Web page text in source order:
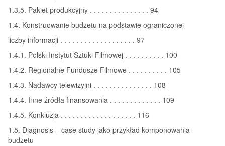
1.3.5. Pakiet produkcyjny . . . . . . . . . . . . . . . 94
1.4. Konstruowanie budżetu na podstawie ograniczonej
liczby informacji . . . . . . . . . . . . . . . . . . . 97
1.4.1. Polski Instytut Sztuki Filmowej . . . . . . . . . . 100
1.4.2. Regionalne Fundusze Filmowe . . . . . . . . . . 105
1.4.3. Nadawcy telewizyjni . . . . . . . . . . . . . . . 108
1.4.4. Inne źródła finansowania . . . . . . . . . . . . . 109
1.4.5. Konkluzja . . . . . . . . . . . . . . . . . . . 116
1.5. Diagnosis – case study jako przykład komponowania
budżetu